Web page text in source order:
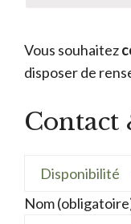
Vous souhaitez
disposer de
Nom